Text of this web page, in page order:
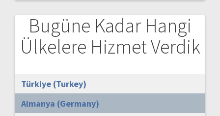
Bugüne Kadar Hangi
Ülkelere Hizmet Verdik
Türkiye (Turkey)
Almanya (Germany)